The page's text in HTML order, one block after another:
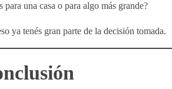
para una casa o para algo más grande?
ya tenés gran parte de la decisión tomada.